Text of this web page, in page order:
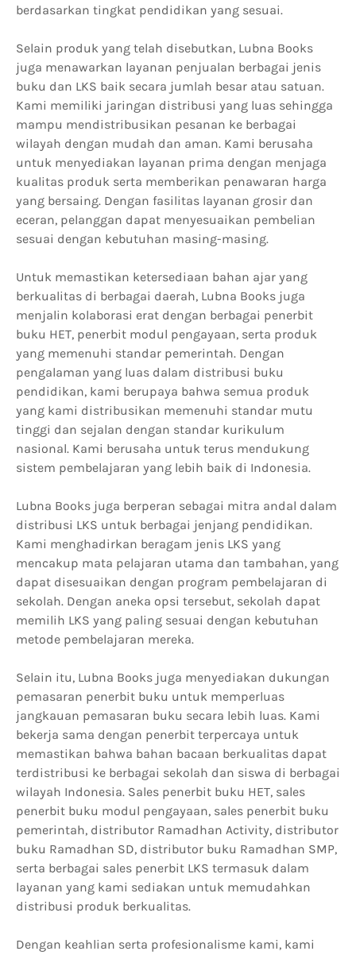
berdasarkan tingkat pendidikan yang sesuai.
Selain produk yang telah disebutkan, Lubna Books
juga menawarkan layanan penjualan berbagai jenis
buku dan LKS baik secara jumlah besar atau satuan.
Kami memiliki jaringan distribusi yang luas sehingga
mampu mendistribusikan pesanan ke berbagai
wilayah dengan mudah dan aman. Kami berusaha
untuk menyediakan layanan prima dengan menjaga
kualitas produk serta memberikan penawaran harga
yang bersaing. Dengan fasilitas layanan grosir dan
eceran, pelanggan dapat menyesuaikan pembelian
sesuai dengan kebutuhan masing-masing.
Untuk memastikan ketersediaan bahan ajar yang
berkualitas di berbagai daerah, Lubna Books juga
menjalin kolaborasi erat dengan berbagai penerbit
buku HET, penerbit modul pengayaan, serta produk
yang memenuhi standar pemerintah. Dengan
pengalaman yang luas dalam distribusi buku
pendidikan, kami berupaya bahwa semua produk
yang kami distribusikan memenuhi standar mutu
tinggi dan sejalan dengan standar kurikulum
nasional. Kami berusaha untuk terus mendukung
sistem pembelajaran yang lebih baik di Indonesia.
Lubna Books juga berperan sebagai mitra andal dalam
distribusi LKS untuk berbagai jenjang pendidikan.
Kami menghadirkan beragam jenis LKS yang
mencakup mata pelajaran utama dan tambahan, yang
dapat disesuaikan dengan program pembelajaran di
sekolah. Dengan aneka opsi tersebut, sekolah dapat
memilih LKS yang paling sesuai dengan kebutuhan
metode pembelajaran mereka.
Selain itu, Lubna Books juga menyediakan dukungan
pemasaran penerbit buku untuk memperluas
jangkauan pemasaran buku secara lebih luas. Kami
bekerja sama dengan penerbit terpercaya untuk
memastikan bahwa bahan bacaan berkualitas dapat
terdistribusi ke berbagai sekolah dan siswa di berbagai
wilayah Indonesia. Sales penerbit buku HET, sales
penerbit buku modul pengayaan, sales penerbit buku
pemerintah, distributor Ramadhan Activity, distributor
buku Ramadhan SD, distributor buku Ramadhan SMP,
serta berbagai sales penerbit LKS termasuk dalam
layanan yang kami sediakan untuk memudahkan
distribusi produk berkualitas.
Dengan keahlian serta profesionalisme kami, kami